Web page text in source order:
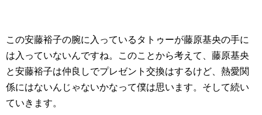
この安藤裕子の腕に入っているタトゥーが藤原基央の手に
は入っていないんですね。このことから考えて、藤原基央
と安藤裕子は仲良しでプレゼント交換はするけど、熱愛関
係にはないんじゃないかなって僕は思います。そして続い
ていきます。